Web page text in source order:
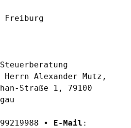
Freiburg
Herrn Alexander Mutz,
Straße 1, 79100
• E-Mail :